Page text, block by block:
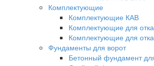
Комплектующие
Комплектующие КАВ
Комплектующие для
Комплектующие для
Фундаменты для ворот
Бетонный фундамент